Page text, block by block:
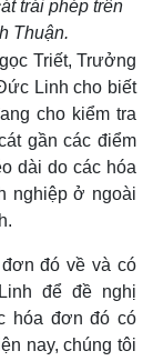
trái phép trên
Thuận.
Triết, Trưởng
Linh cho biết
cho kiểm tra
gần các điểm
dài do các hóa
nghiệp ở ngoài
đó về và có
để đề nghị
hóa đơn đó có
nay, chúng tôi